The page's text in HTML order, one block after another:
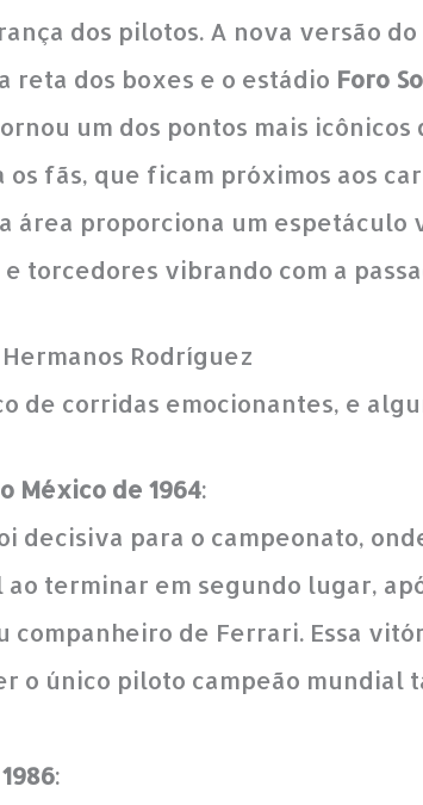
dos pilotos. A nova versão
reta dos boxes e o estádio Foro
um dos pontos mais
fãs, que ficam próximos aos
área proporciona um espetáculo
torcedores vibrando com a
Rodríguez
de corridas emocionantes, e
México de 1964:
decisiva para o campeonato,
terminar em segundo lugar,
companheiro de Ferrari. Essa
o único piloto campeão mundial
: